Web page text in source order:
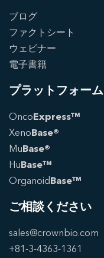
ブログ
ファクトシート
ウェビナー
電子書籍
プラットフォーム
OncoExpress™
XenoBase®
MuBase®
HuBase™
OrganoidBase™
ご相談ください
sales@crownbio.com
+81-3-4363-1361